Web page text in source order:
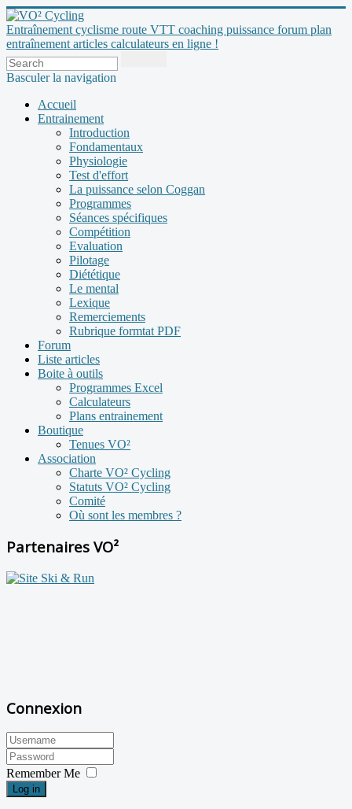
Entraînement cyclisme route VTT coaching puissance forum plan
entraînement articles calculateurs en ligne !
Basculer la navigation
Accueil
Entrainement
Introduction
Fondamentaux
Physiologie
Test d'effort
La puissance selon Coggan
Programmes
Séances spécifiques
Compétition
Evaluation
Pilotage
Diététique
Le mental
Lexique
Remerciements
Rubrique formtat PDF
Forum
Liste articles
Boite à outils
Programmes Excel
Calculateurs
Plans entrainement
Boutique
Tenues VO²
Association
Charte VO² Cycling
Statuts VO² Cycling
Comité
Où sont les membres ?
Partenaires VO²
Connexion
Remember Me
Log in